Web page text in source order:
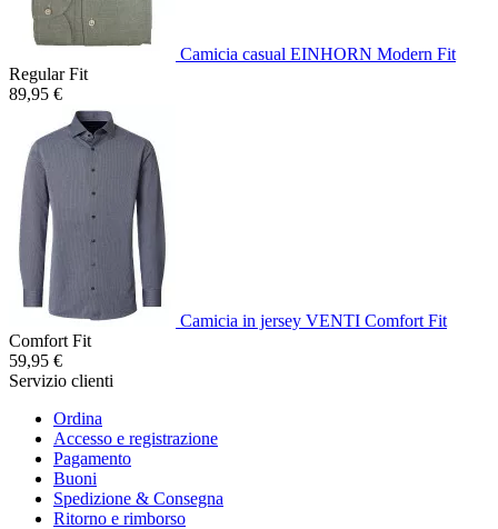
Camicia casual EINHORN Modern Fit
Regular Fit
89,95 €
Camicia in jersey VENTI Comfort Fit
Comfort Fit
59,95 €
Servizio clienti
Ordina
Accesso e registrazione
Pagamento
Buoni
Spedizione & Consegna
Ritorno e rimborso